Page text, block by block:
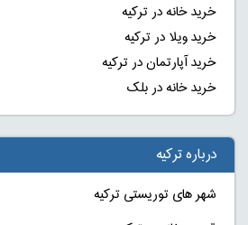
خرید خانه در ترکیه
خرید ویلا در ترکیه
خرید آپارتمان در ترکیه
خرید خانه در بلک
درباره ترکیه
شهر های توریستی ترکیه